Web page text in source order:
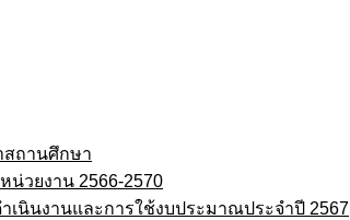
ถานศึกษา
วยงาน 2566-2570
เนินงานและการใช้งบประมาณประจำปี 2567